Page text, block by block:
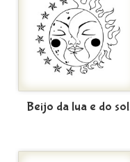
Beijo da lua e do sol